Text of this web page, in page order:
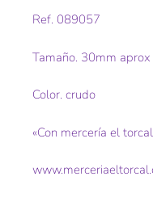
Ref. 089057
Tamaño. 30mm aprox
Color. crudo
«Con mercería el